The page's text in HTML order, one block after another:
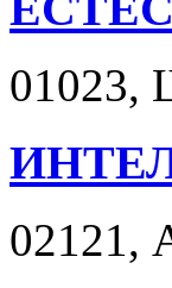
01023,
02121,